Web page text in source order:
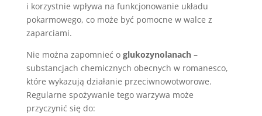
i korzystnie wpływa na funkcjonowanie układu
pokarmowego, co może być pomocne w walce z
zaparciami.
Nie można zapomnieć o glukozynolanach–
substancjach chemicznych obecnych w romanesco,
które wykazują działanie przeciwnowotworowe.
Regularne spożywanie tego warzywa może
przyczynić się do: